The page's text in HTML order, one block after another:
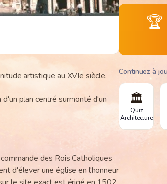
artistique au XVIe siècle.
plan centré surmonté d'un
des Rois Catholiques
d'élever une église en l'honneur
🏆
Continuez à
🏛️
Quiz
Architecture